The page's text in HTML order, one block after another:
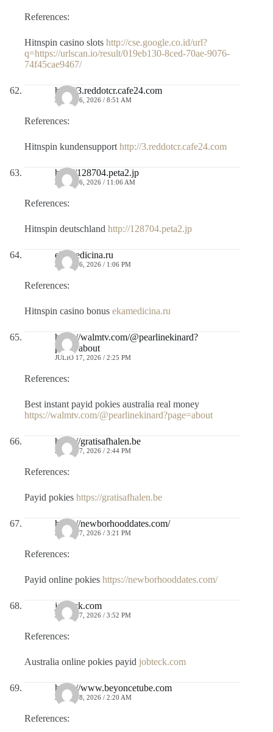
References:
Hitnspin casino slots http://cse.google.co.id/url?
q=https://urlscan.io/result/019eb130-8ced-70ae-9076-
74f45cae9467/
http://3.reddotcr.cafe24.com
JULIO 16, 2026 / 8:51 AM
References:
Hitnspin kundensupport http://3.reddotcr.cafe24.com
http://128704.peta2.jp
JULIO 16, 2026 / 11:06 AM
References:
Hitnspin deutschland http://128704.peta2.jp
ekamedicina.ru
JULIO 16, 2026 / 1:06 PM
References:
Hitnspin casino bonus ekamedicina.ru
https://walmtv.com/@pearlinekinard?
page=about
JULIO 17, 2026 / 2:25 PM
References:
Best instant payid pokies australia real money
https://walmtv.com/@pearlinekinard?page=about
https://gratisafhalen.be
JULIO 17, 2026 / 2:44 PM
References:
Payid pokies https://gratisafhalen.be
https://newborhooddates.com/
JULIO 17, 2026 / 3:21 PM
References:
Payid online pokies https://newborhooddates.com/
jobteck.com
JULIO 17, 2026 / 3:52 PM
References:
Australia online pokies payid jobteck.com
https://www.beyoncetube.com
JULIO 18, 2026 / 2:20 AM
References: